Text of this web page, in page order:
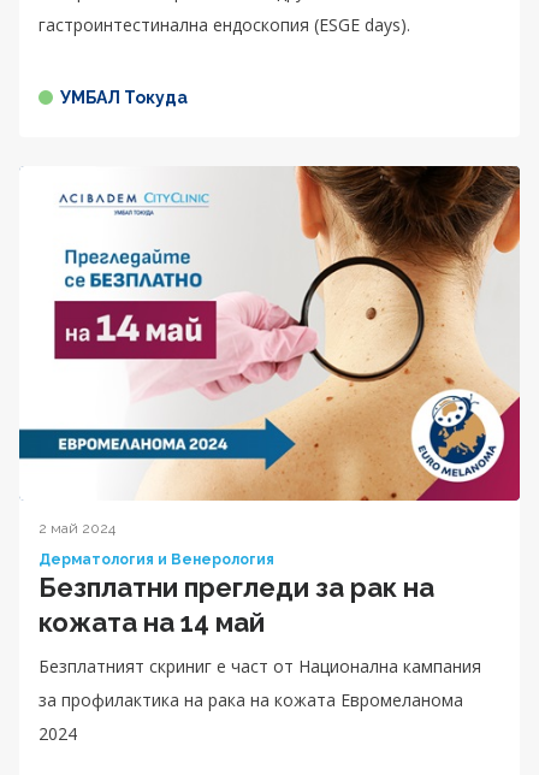
гастроинтестинална ендоскопия (ESGE days).
УМБАЛ Токуда
2 май 2024
Дерматология и Венерология
Безплатни прегледи за рак на
кожата на 14 май
Безплатният скриниг е част от Национална кампания
за профилактика на рака на кожата Евромеланома
2024